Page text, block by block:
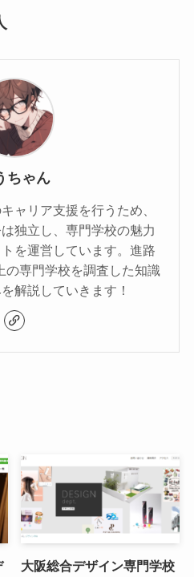
ちゃん
ャリア支援を行うため、
独立し、専門学校の魅力
を運営しています。進路
の専門学校を調査した知識
解説していきます！
大阪総合デザイン専門学校